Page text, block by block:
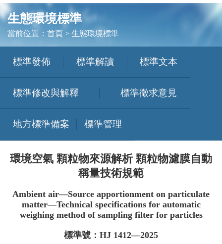
生態環境標準
當前位置： 首頁> 生態環境標準
標準發佈 標準解讀 標準文本
標準修改與解釋 標準徵求意見
地方標準備案 標準管理
環境空氣 顆粒物來源解析 顆粒物濾膜自動
稱量技術規範
Ambient air—Source apportionment on particulate
matter—Technical specifications for automatic
weighing method of sampling filter for particles
標準號：HJ 1412—2025